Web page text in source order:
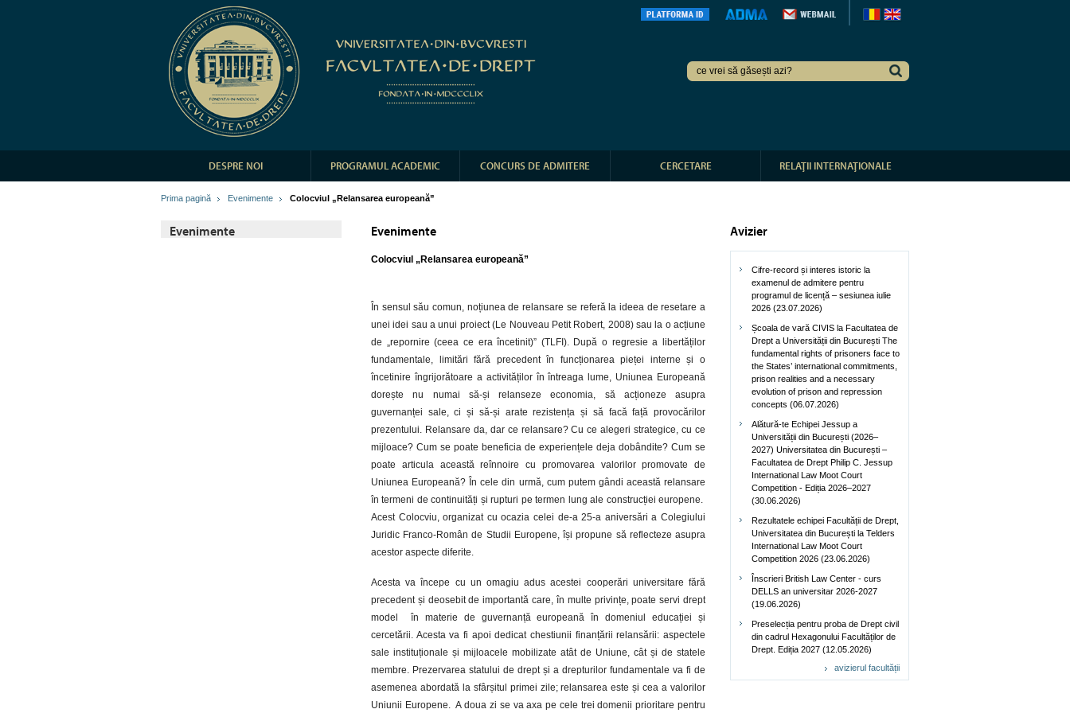
DESPRE NOI PROGRAMUL ACADEMIC CONCURS DE ADMITERE CERCETARE RELAŢII INTERNAŢIONALE
Prima pagină Evenimente Colocviul „Relansarea europeană”
Evenimente Evenimente
Colocviul „Relansarea europeană”
În sensul său comun, noțiunea de relansare se referă la ideea de resetare a
unei idei sau a unui proiect (Le Nouveau Petit Robert, 2008) sau la o acțiune
de „repornire (ceea ce era încetinit)” (TLFI). După o regresie a libertăților
fundamentale, limitări fără precedent în funcționarea pieței interne și o
încetinire îngrijorătoare a activităților în întreaga lume, Uniunea Europeană
dorește nu numai să-și relanseze economia, să acționeze asupra
guvernanței sale, ci și să-și arate rezistența și să facă față provocărilor
prezentului. Relansare da, dar ce relansare? Cu ce alegeri strategice, cu ce
mijloace? Cum se poate beneficia de experiențele deja dobândite? Cum se
poate articula această reînnoire cu promovarea valorilor promovate de
Uniunea Europeană? În cele din urmă, cum putem gândi această relansare
în termeni de continuități și rupturi pe termen lung ale construcției europene.
Acest Colocviu, organizat cu ocazia celei de-a 25-a aniversări a Colegiului
Juridic Franco-Român de Studii Europene, își propune să reflecteze asupra
acestor aspecte diferite.
Acesta va începe cu un omagiu adus acestei cooperări universitare fără
precedent și deosebit de importantă care, în multe privințe, poate servi drept
model în materie de guvernanță europeană în domeniul educației și
cercetării. Acesta va fi apoi dedicat chestiunii finanțării relansării: aspectele
sale instituționale și mijloacele mobilizate atât de Uniune, cât și de statele
membre. Prezervarea statului de drept și a drepturilor fundamentale va fi de
asemenea abordată la sfârșitul primei zile; relansarea este și cea a valorilor
Uniunii Europene. A doua zi se va axa pe cele trei domenii prioritare pentru
Avizier
Cifre-record și interes istoric la
examenul de admitere pentru
programul de licență – sesiunea iulie
2026 (23.07.2026)
Școala de vară CIVIS la Facultatea de
Drept a Universității din București The
fundamental rights of prisoners face to
the States’ international commitments,
prison realities and a necessary
evolution of prison and repression
concepts (06.07.2026)
Alătură-te Echipei Jessup a
Universității din București (2026–
2027) Universitatea din București –
Facultatea de Drept Philip C. Jessup
International Law Moot Court
Competition - Ediția 2026–2027
(30.06.2026)
Rezultatele echipei Facultății de Drept,
Universitatea din București la Telders
International Law Moot Court
Competition 2026 (23.06.2026)
Înscrieri British Law Center - curs
DELLS an universitar 2026-2027
(19.06.2026)
Preselecția pentru proba de Drept civil
din cadrul Hexagonului Facultăților de
Drept. Ediția 2027 (12.05.2026)
avizierul facultății